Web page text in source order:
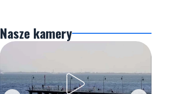
Nasze kamery